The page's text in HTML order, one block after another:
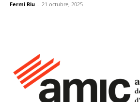
Fermi Riu - 21 octubre, 2025